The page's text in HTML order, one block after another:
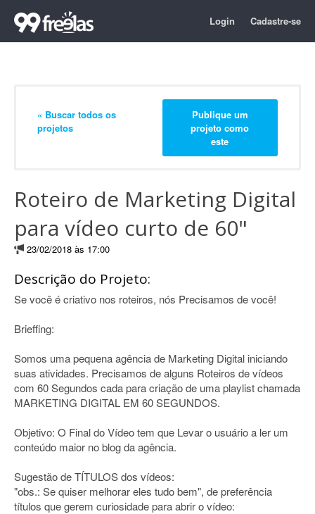
Login Cadastre-se
« Buscar todos os
projetos
Publique um
projeto como
este
Roteiro de Marketing Digital
para vídeo curto de 60"
23/02/2018 às 17:00
Descrição do Projeto:
Se você é criativo nos roteiros, nós Precisamos de você!
Brieffing:
Somos uma pequena agência de Marketing Digital iniciando
suas atividades. Precisamos de alguns Roteiros de vídeos
com 60 Segundos cada para criação de uma playlist chamada
MARKETING DIGITAL EM 60 SEGUNDOS.
Objetivo: O Final do Vídeo tem que Levar o usuário a ler um
conteúdo maior no blog da agência.
Sugestão de TÍTULOS dos vídeos:
"obs.: Se quiser melhorar eles tudo bem", de preferência
títulos que gerem curiosidade para abrir o vídeo: